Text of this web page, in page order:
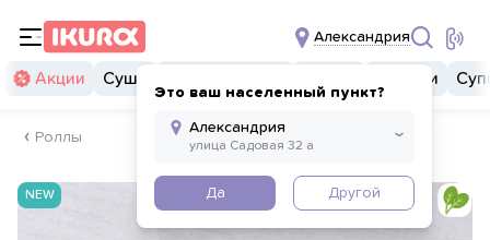
Александрия
Это ваш населенный пункт?
Да Другой
Акции Суши Закуски
Роллы
NEW